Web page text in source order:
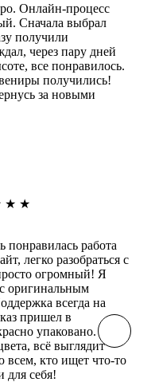
Онлайн-процесс
Сначала выбрал
получили
через пару дней
все понравилось.
получились!
за новыми
★ ★
понравилась работа
легко разобраться с
огромный! Я
оригинальным
всегда на
пришел в
упаковано.
всё выглядит
всем, кто ищет что-то
для себя!